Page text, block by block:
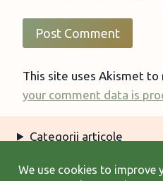
This site uses Akismet to
your comment data is
Categorii articole